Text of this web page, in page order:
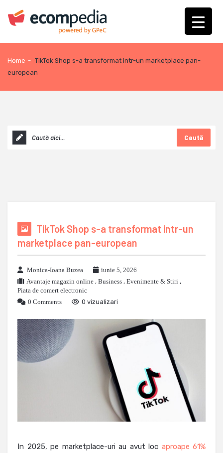
Home - TikTok Shop s-a transformat intr-un marketplace pan-
european
Caută
TikTok Shop s-a transformat intr-un
marketplace pan-european
Monica-Ioana Buzea
iunie 5, 2026
Avantaje magazin online , Business , Evenimente & Stiri ,
Piata de comert electronic
0 Comments
0 vizualizari
In 2025, pe marketplace-uri au avut loc aproape 61%